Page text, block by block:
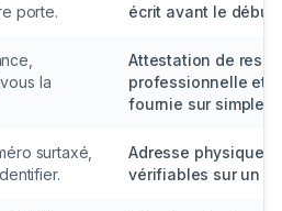
porte.
écrit avant le
la
Attestation de
professionnelle et
fournie sur simple
surtaxé,
Adresse physique
vérifiables sur un